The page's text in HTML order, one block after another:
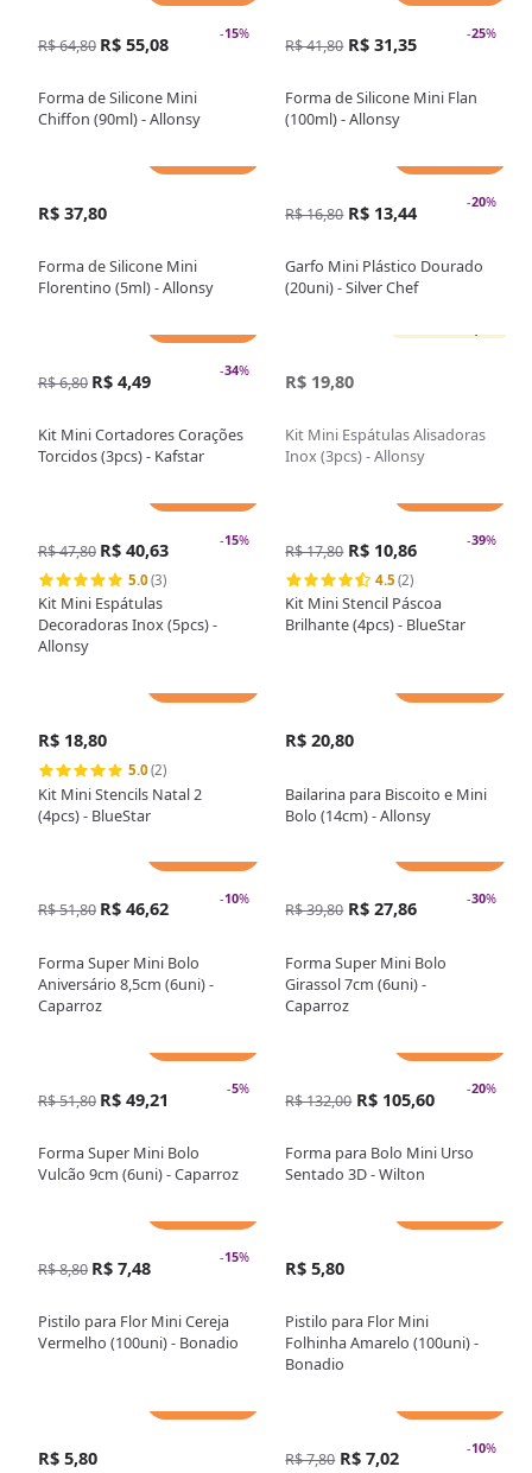
-15%
R$ 64,80 R$ 55,08
Forma de Silicone Mini
Chiffon (90ml) - Allonsy
-25%
R$ 41,80 R$ 31,35
Forma de Silicone Mini Flan
(100ml) - Allonsy
R$ 37,80
Forma de Silicone Mini
Florentino (5ml) - Allonsy
-20%
R$ 16,80 R$ 13,44
Garfo Mini Plástico Dourado
(20uni) - Silver Chef
-34%
R$ 6,80 R$ 4,49
Kit Mini Cortadores Corações
Torcidos (3pcs) - Kafstar
R$ 19,80
Kit Mini Espátulas Alisadoras
Inox (3pcs) - Allonsy
-15%
R$ 47,80 R$ 40,63
5.0(3)
Kit Mini Espátulas
Decoradoras Inox (5pcs) -
Allonsy
-39%
R$ 17,80 R$ 10,86
4.5 (2)
Kit Mini Stencil Páscoa
Brilhante (4pcs) - BlueStar
R$ 18,80
5.0(2)
Kit Mini Stencils Natal 2
(4pcs) - BlueStar
R$ 20,80
Bailarina para Biscoito e Mini
Bolo (14cm) - Allonsy
-10%
R$ 51,80 R$ 46,62
Forma Super Mini Bolo
Aniversário 8,5cm (6uni) -
Caparroz
-30%
R$ 39,80 R$ 27,86
Forma Super Mini Bolo
Girassol 7cm (6uni) -
Caparroz
-5%
R$ 51,80 R$ 49,21
Forma Super Mini Bolo
Vulcão 9cm (6uni) - Caparroz
-20%
R$ 132,00 R$ 105,60
Forma para Bolo Mini Urso
Sentado 3D - Wilton
-15%
R$ 8,80 R$ 7,48
Pistilo para Flor Mini Cereja
Vermelho (100uni) - Bonadio
R$ 5,80
Pistilo para Flor Mini
Folhinha Amarelo (100uni) -
Bonadio
R$ 5,80 -10%
R$ 7,80 R$ 7,02